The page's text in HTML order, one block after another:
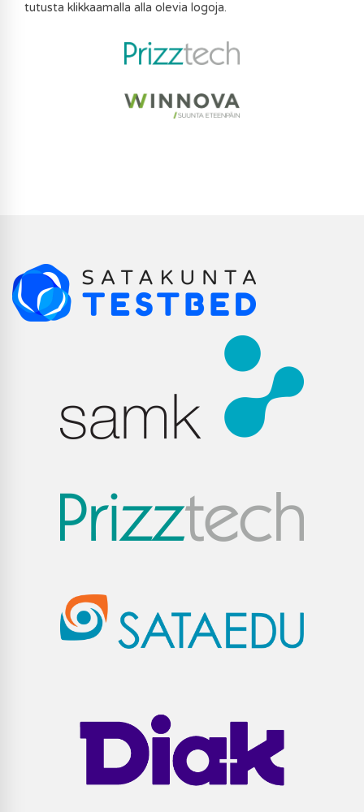
tutusta klikkaamalla alla olevia logoja.